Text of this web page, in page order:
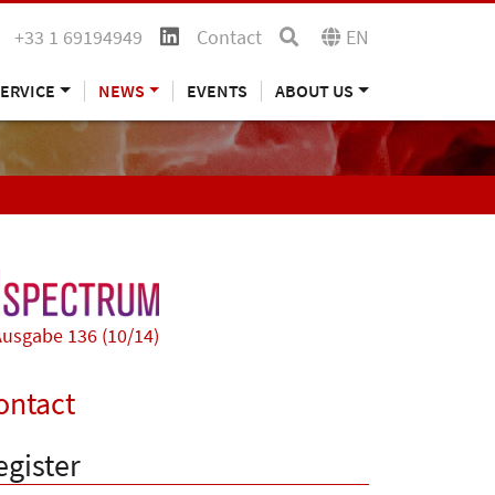
+33 1 69194949 Contact EN
NEWS EVENTS ABOUT US
136 (10/14)